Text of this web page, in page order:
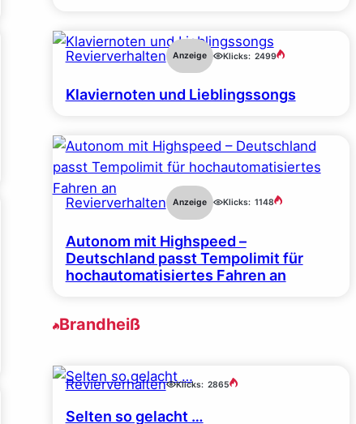
Revierverhalten Anzeige Klicks: 2499
Klaviernoten und Lieblingssongs
Revierverhalten Anzeige Klicks: 1148
Autonom mit Highspeed –
Deutschland passt Tempolimit für
hochautomatisiertes Fahren an
Brandheiß
Revierverhalten Klicks: 2865
Selten so gelacht …